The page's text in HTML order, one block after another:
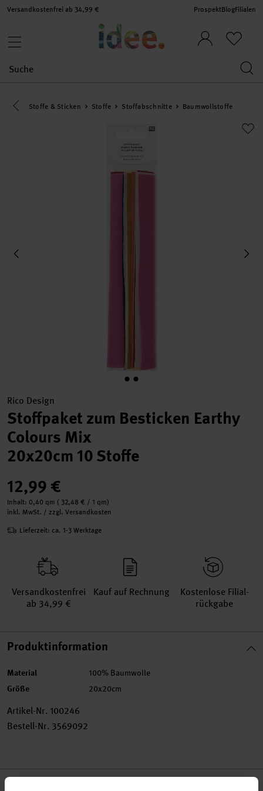
Versandkostenfrei ab 34,99 € ProspektBlogFilialen
Eine Kategorie zurück navigieren
Stoffe & Sticken Stoffe Stoffabschnitte Baumwollstoffe
Rico Design
Stoffpaket zum Besticken Earthy
Colours Mix
20x20cm 10 Stoffe
12,99 €
Inhalt: 0,40 qm ( 32,48 € / 1 qm)
inkl. MwSt. / zzgl. Versandkosten
Lieferzeit: ca. 1-3 Werktage
Versand­kosten­frei
ab 34,99 €
Kauf auf Rechnung
Kosten­lose Filial­
rückgabe
Produktinformation
Material 100% Baumwolle
Größe 20x20cm
Artikel-Nr. 100246
Bestell-Nr. 3569092